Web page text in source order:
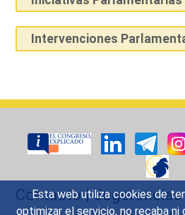
Esta web utiliza cookies de
optimizar el servicio, no recaba
Intervenciones
Contacto|Sugerencias